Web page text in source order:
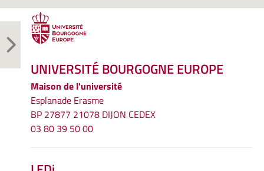
UNIVERSITÉ BOURGOGNE EUROPE
Maison de l'université
Esplanade Erasme
BP 27877 21078 DIJON CEDEX
03 80 39 50 00